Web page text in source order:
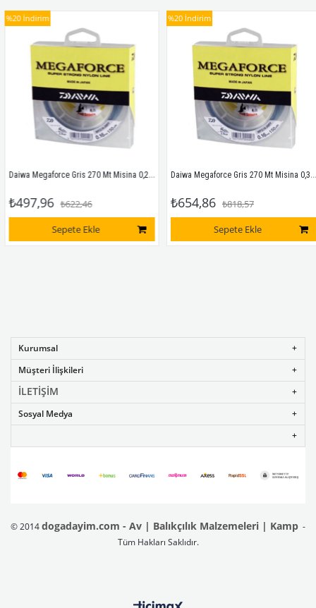
Daiwa Megaforce Gris 270 Mt Misina 0,22 Mm 270 M
₺497,96
₺622,46
Sepete Ekle
%20 İndirim
Daiwa Megaforce Gris 270 Mt Misina 0,30 Mm 270 M
₺654,86
₺818,57
Sepete Ekle
%20 İndirim
Kurumsal
Müşteri İlişkileri
İLETİŞİM
Sosyal Medya
© 2014dogadayim.com - Av | Balıkçılık Malzemeleri | Kamp -
Tüm Hakları Saklıdır.